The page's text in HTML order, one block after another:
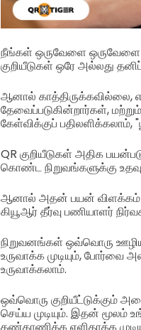
நீங்கள் ஒருவேளை ஒருவேளை
குறியீடுகள் ஒரே அல்லது
ஆனால்
தேவைப்படுகின்றார்கள்,
கேள்விக்குப் பதிலளிக்கலாம்,
QR குறியீடுகள் அதிக
கொண்ட நிறுவங்களுக்கு
ஆனால் அதன் பயன் விளக்கம்
கியூஆர் தீர்வு பணியாளர்
நிறுவனங்கள் ஒவ்வொரு
உருவாக்க முடியும், போர்வை
உருவாக்கலாம்.
ஒவ்வொரு குறியீட்டுக்கும்
செய்ய முடியும். இதன்
கண்காணிக்க எளிதாக்க